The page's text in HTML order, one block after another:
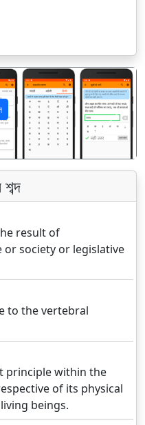
अगला
result of
society or legislative
to the vertebral
principle within the
of its physical
beings.